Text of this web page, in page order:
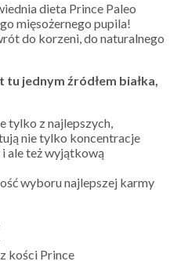
dieta Prince Paleo
mięsożernego pupila!
do korzeni, do naturalnego
jednym źródłem białka,
tylko z najlepszych,
nie tylko koncentracje
ale też wyjątkową
wyboru najlepszej karmy